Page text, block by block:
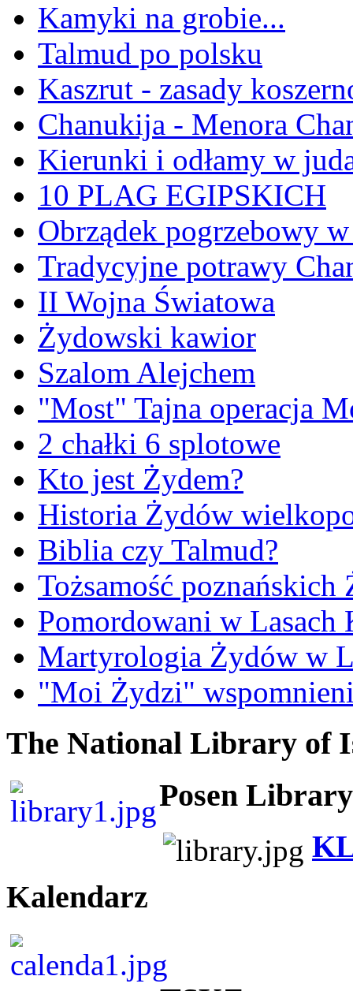
Kamyki na grobie...
Talmud po polsku
Kaszrut - zasady
Chanukija - Menora
Kierunki i odłamy w
10 PLAG EGIPSKICH
Obrządek pogrzebowy
Tradycyjne potrawy
II Wojna Światowa
Żydowski kawior
Szalom Alejchem
"Most" Tajna operacja
2 chałki 6 splotowe
Kto jest Żydem?
Historia Żydów
Biblia czy Talmud?
Tożsamość poznańskich
Pomordowani w Lasach
Martyrologia Żydów w
"Moi Żydzi"
The National Library of
Posen Library
Kalendarz